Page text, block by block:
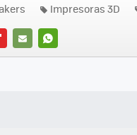
E-
WHATSAPP
Impresoras 3D